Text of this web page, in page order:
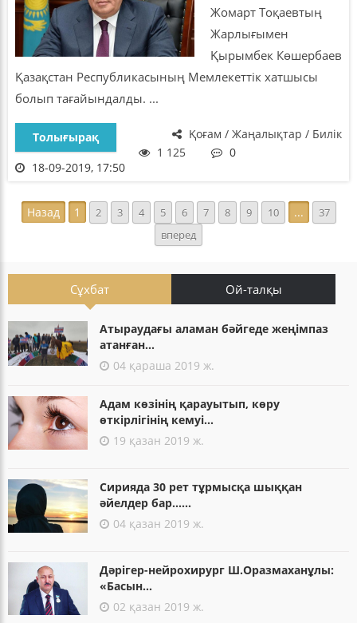
Жомарт Тоқаевтың
Жарлығымен
Қырымбек Көшербаев
Қазақстан Республикасының Мемлекеттік хатшысы
болып тағайындалды. ...
Қоғам / Жаңалықтар / Билік
Толығырақ
1 125
0
18-09-2019, 17:50
Назад 1 2 3 4 5 6 7 8 9 10 ...
37
вперед
Сұхбат Ой-талқы
Атыраудағы аламан бәйгеде жеңімпаз
атанған...
04 қараша 2019 ж.
Адам көзінің қарауытып, көру
өткірлігінің кемуі...
19 қазан 2019 ж.
Сирияда 30 рет тұрмысқа шыққан
әйелдер бар......
04 қазан 2019 ж.
Дәрігер-нейрохирург Ш.Оразмаханұлы:
«Басын...
02 қазан 2019 ж.